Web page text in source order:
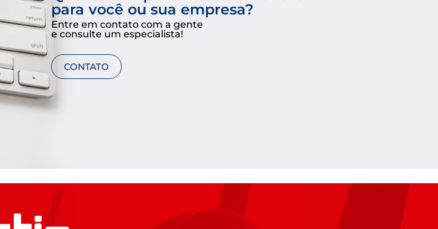
para você ou sua empresa?
Entre em contato com a gente
e consulte um especialista!
CONTATO